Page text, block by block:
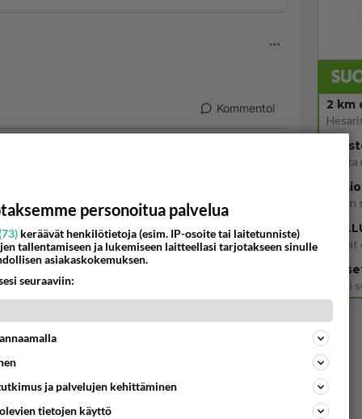
Kommentoi
personoitua palvelua
keräävät henkilötietoja (esim. IP-osoite tai laitetunniste)
tallentamiseen ja lukemiseen laitteellasi tarjotakseen sinulle
asiakaskokemuksen.
seuraaviin:
ja palvelujen kehittäminen
tietojen käyttö